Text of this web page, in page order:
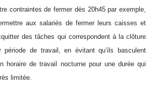
contraintes de fermer dès 20h45 par exemple,
aux salariés de fermer leurs caisses et
des tâches qui correspondent à la clôture
période de travail, en évitant qu’ils basculent
horaire de travail nocturne pour une durée qui
limitée.